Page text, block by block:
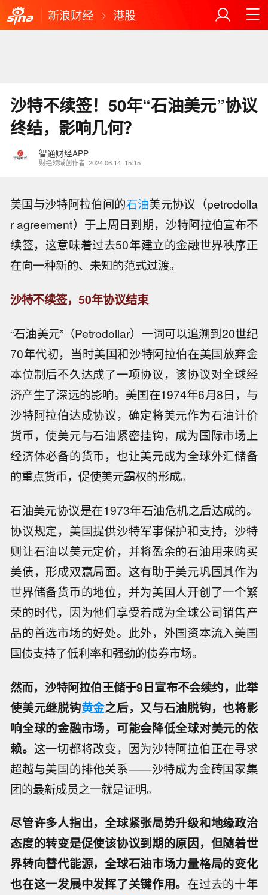
新浪财经 港股
沙特不续签！50年“石油美元”协议
终结，影响几何？
智通财经APP
财经领域创作者 2024.06.14 15:15
美国与沙特阿拉伯间的石油美元协议（petrodolla
r agreement）于上周日到期，沙特阿拉伯宣布不
续签，这意味着过去50年建立的金融世界秩序正
在向一种新的、未知的范式过渡。
沙特不续签，50年协议结束
“石油美元”（Petrodollar）一词可以追溯到20世纪
70年代初，当时美国和沙特阿拉伯在美国放弃金
本位制后不久达成了一项协议，该协议对全球经
济产生了深远的影响。美国在1974年6月8日，与
沙特阿拉伯达成协议，确定将美元作为石油计价
货币，使美元与石油紧密挂钩，成为国际市场上
经济体必备的货币，也让美元成为全球外汇储备
的重点货币，促使美元霸权的形成。
石油美元协议是在1973年石油危机之后达成的。
协议规定，美国提供沙特军事保护和支持，沙特
则让石油以美元定价，并将盈余的石油用来购买
美债，形成双赢局面。这有助于美元巩固其作为
世界储备货币的地位，并为美国人开创了一个繁
荣的时代，因为他们享受着成为全球公司销售产
品的首选市场的好处。此外，外国资本流入美国
国债支持了低利率和强劲的债券市场。
然而，沙特阿拉伯王储于9日宣布不会续约，此举
使美元继脱钩黄金之后，又与石油脱钩，也将影
响全球的金融市场，可能会降低全球对美元的依
赖。 这一切都将改变，因为沙特阿拉伯正在寻求
超越与美国的排他关系——沙特成为金砖国家集
团的最新成员之一就是证明。
尽管许多人指出，全球紧张局势升级和地缘政治
态度的转变是促使该协议到期的原因，但随着世
界转向替代能源，全球石油市场力量格局的变化
也在这一发展中发挥了关键作用。 在过去的十年